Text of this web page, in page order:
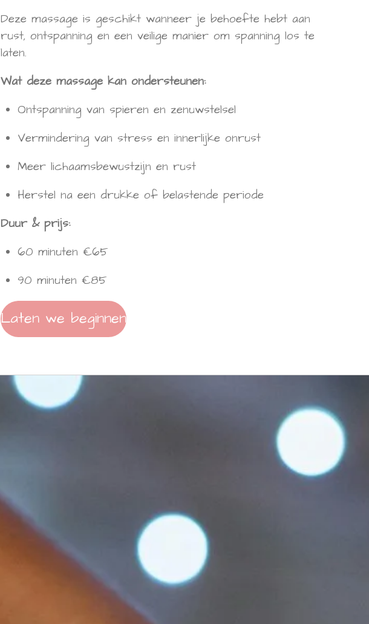
Deze massage is geschikt wanneer je behoefte hebt aan
rust, ontspanning en een veilige manier om spanning los te
laten.
Wat deze massage kan ondersteunen:
Ontspanning van spieren en zenuwstelsel
Vermindering van stress en innerlijke onrust
Meer lichaamsbewustzijn en rust
Herstel na een drukke of belastende periode
Duur & prijs:
60 minuten €65
90 minuten €85
Laten we beginnen